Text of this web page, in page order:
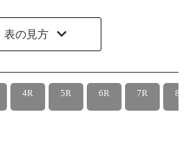
表の見方
4R 5R 6R 7R 8R